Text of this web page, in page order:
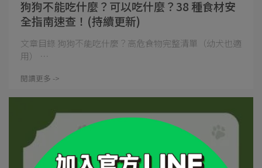
狗狗不能吃什麼？可以吃什麼？38 種食材安
全指南速查！(持續更新)
文章目錄 狗狗不能吃什麼？高危食物完整清單（幼犬也適
用） ⋯
閱讀更多 ->